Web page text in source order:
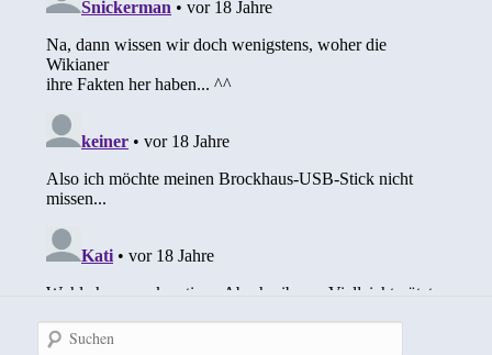
Suchen